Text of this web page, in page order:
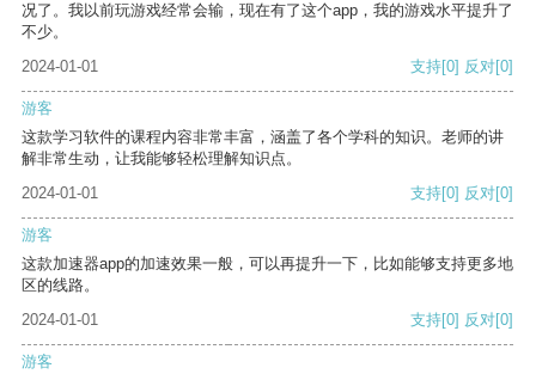
况了。我以前玩游戏经常会输，现在有了这个app，我的游戏水平提升了
不少。
2024-01-01
支持[0] 反对[0]
游客
这款学习软件的课程内容非常丰富，涵盖了各个学科的知识。老师的讲
解非常生动，让我能够轻松理解知识点。
2024-01-01
支持[0] 反对[0]
游客
这款加速器app的加速效果一般，可以再提升一下，比如能够支持更多地
区的线路。
2024-01-01
支持[0] 反对[0]
游客